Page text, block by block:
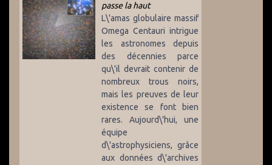
passe la haut
L\'amas globulaire massif
Omega Centauri intrigue
les astronomes depuis
des décennies parce
qu\'il devrait contenir de
nombreux trous noirs,
mais les preuves de leur
existence se font bien
rares. Aujourd\'hui, une
équipe
d\'astrophysiciens, grâce
aux données d\'archives